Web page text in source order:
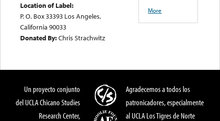
Location of Label:
P. O. Box 33393 Los Angeles,
California 90033
Donated By:Chris Strachwitz
More
Un proyecto conjunto
del UCLA Chicano Studies
Research Center,
Agradecemos a todos los
patronicadores, especialmente
al UCLA Los Tigres de Norte